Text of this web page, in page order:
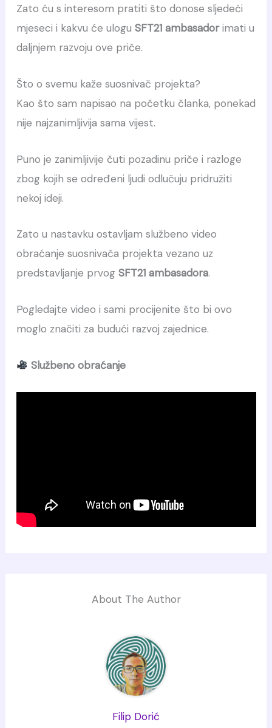
Zato ću s interesom pratiti što donose sljedeći
mjeseci i kakvu će ulogu SFT21 ambasadorimati u
daljnjem razvoju ove priče.
Što o svemu kaže suosnivač projekta?
Kao što sam napisao na početku članka, ponekad
nije najzanimljivija sama vijest.
Puno je zanimljivije čuti pozadinu priče i razloge
zbog kojih se određeni ljudi odlučuju pridružiti
nekoj ideji.
Zato u nastavku ostavljam službeno video
obraćanje suosnivača projekta vezano uz
predstavljanje prvog SFT21 ambasadora.
Pogledajte video i sami procijenite što bi ovo
moglo značiti za budući razvoj zajednice.
Službeno obraćanje
About The Author
Filip Dorić